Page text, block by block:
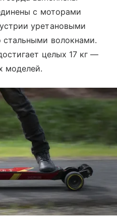
с моторами
уретановыми
волокнами.
целых 17 кг —
моделей.